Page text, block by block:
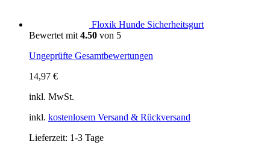
nur
Floxik Hunde Sicherheitsgurt
Bewertet mit 4.50 von 5
Ungeprüfte Gesamtbewertungen
14,97 €
inkl. MwSt.
inkl. kostenlosem Versand & Rückversand
Lieferzeit: 1-3 Tage